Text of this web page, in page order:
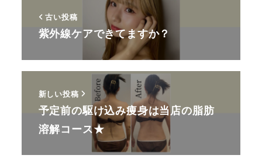
古い投稿
紫外線ケアできてますか？
新しい投稿
予定前の駆け込み痩身は当店の脂肪
溶解コース★